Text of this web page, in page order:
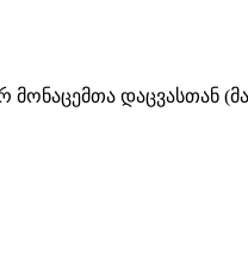
დაცვასთან